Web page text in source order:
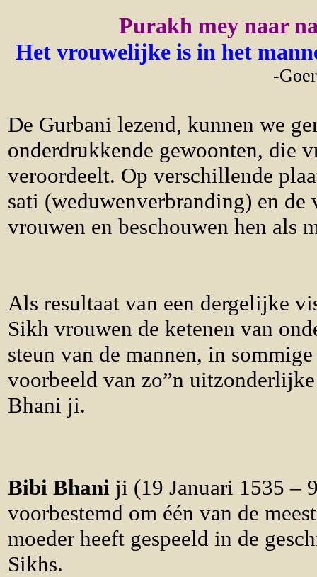
Purakh mey naar
Het vrouwelijke is in het
-
De Gurbani lezend, kunnen we
onderdrukkende gewoonten, die
veroordeelt. Op verschillende
sati (weduwenverbranding) en
vrouwen en beschouwen hen als
Als resultaat van een dergelijke
Sikh vrouwen de ketenen van
steun van de mannen, in
voorbeeld van zo”n
Bhani ji.
Bibi Bhani ji (19 Januari 1535 –
voorbestemd om één van de
moeder heeft gespeeld in de